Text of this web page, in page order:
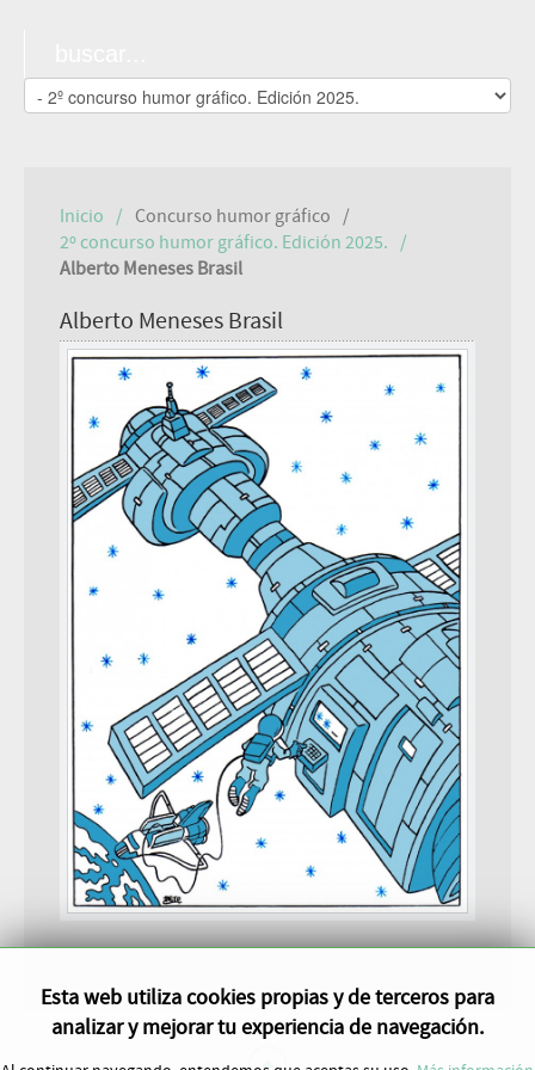
Inicio
Concurso humor gráfico
2º concurso humor gráfico. Edición 2025.
Alberto Meneses Brasil
Alberto Meneses Brasil
Esta web utiliza cookies propias y de terceros para
analizar y mejorar tu experiencia de navegación.